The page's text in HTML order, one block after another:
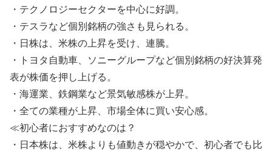
・テクノロジーセクターを中心に好調。
・テスラなど個別銘柄の強さも見られる。
・日株は、米株の上昇を受け、連騰。
・トヨタ自動車、ソニーグループなど個別銘柄の好決算発
表が株価を押し上げる。
・海運業、鉄鋼業など景気敏感株が上昇。
・全ての業種が上昇、市場全体に買い安心感。
≪初心者におすすめなのは？
・日本株は、米株よりも値動きが穏やかで、初心者でも比